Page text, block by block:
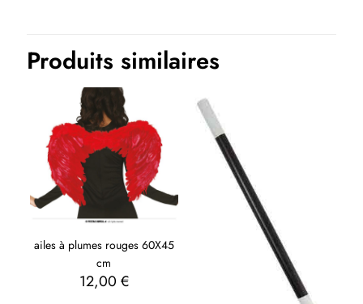
Produits similaires
ailes à plumes rouges 60X45
cm
12,00 €